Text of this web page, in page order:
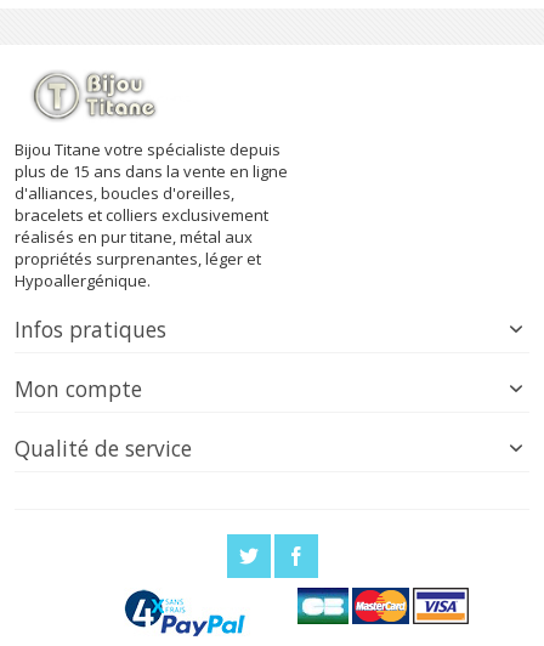
Bijou Titane votre spécialiste depuis
plus de 15 ans dans la vente en ligne
d'alliances, boucles d'oreilles,
bracelets et colliers exclusivement
réalisés en pur titane, métal aux
propriétés surprenantes, léger et
Hypoallergénique.
Infos pratiques
Mon compte
Qualité de service